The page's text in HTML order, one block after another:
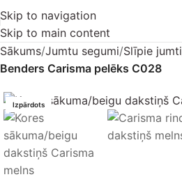
Skip to navigation
Skip to main content
Sākums Jumtu segumi Slīpie jumti
Benders Carisma pelēks C028
Izpārdots